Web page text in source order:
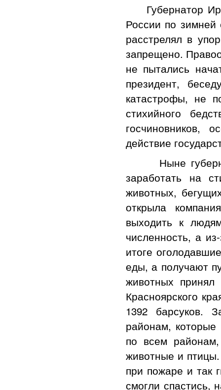
Губернатор
России по зимней
расстрелял в
запрещено.
не пытались
президент,
катастрофы, не
стихийного
госчиновников,
действие
Ныне
заработать на
животных,
открыла
выходить к
численность, а
итоге
еды, а получают
животных принял
Красноярского
1392 барсуков.
районам,
по всем
животные и
при пожаре и так
смогли спастись,